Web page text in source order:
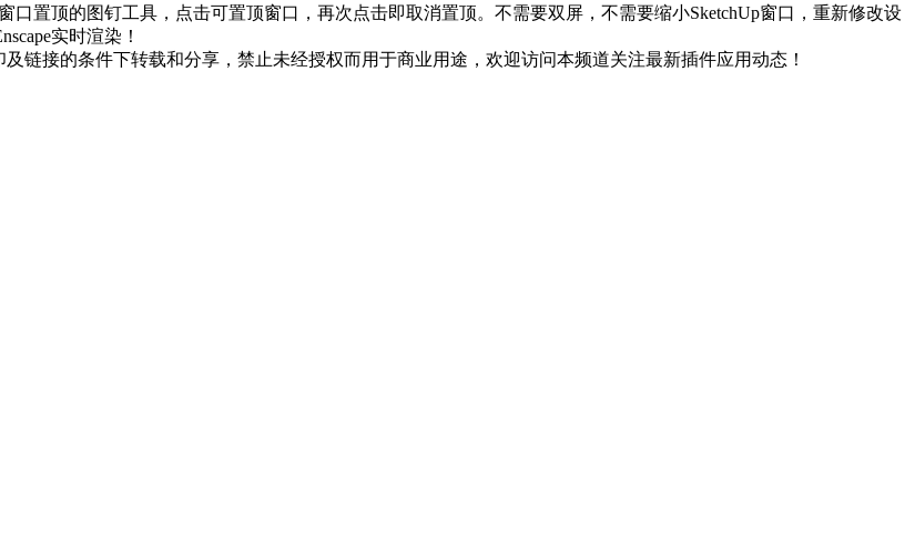
口置顶的图钉工具，点击可置顶窗口，再次点击即取消置顶。不需要双屏，不需要缩小SketchUp窗口，重新修改设
实时渲染！
链接的条件下转载和分享，禁止未经授权而用于商业用途，欢迎访问本频道关注最新插件应用动态！